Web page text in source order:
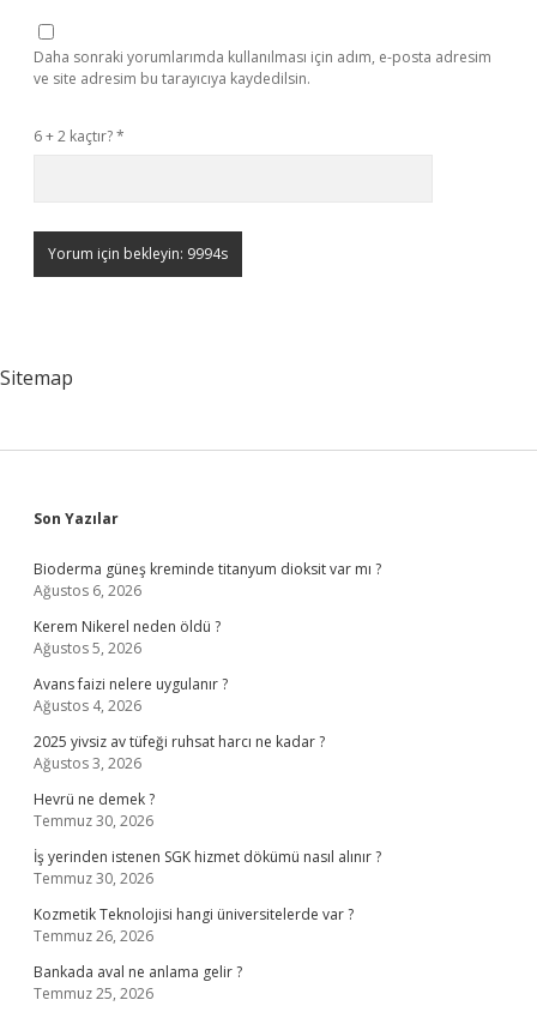
Daha sonraki yorumlarımda kullanılması için adım, e-posta adresim
ve site adresim bu tarayıcıya kaydedilsin.
6 + 2 kaçtır?*
Sitemap
Sidebar
Son Yazılar
Bioderma güneş kreminde titanyum dioksit var mı ?
Ağustos 6, 2026
Kerem Nikerel neden öldü ?
Ağustos 5, 2026
Avans faizi nelere uygulanır ?
Ağustos 4, 2026
2025 yivsiz av tüfeği ruhsat harcı ne kadar ?
Ağustos 3, 2026
Hevrü ne demek ?
Temmuz 30, 2026
İş yerinden istenen SGK hizmet dökümü nasıl alınır ?
Temmuz 30, 2026
Kozmetik Teknolojisi hangi üniversitelerde var ?
Temmuz 26, 2026
Bankada aval ne anlama gelir ?
Temmuz 25, 2026